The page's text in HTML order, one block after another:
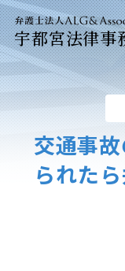
宇都宮法律事
交通事
られた